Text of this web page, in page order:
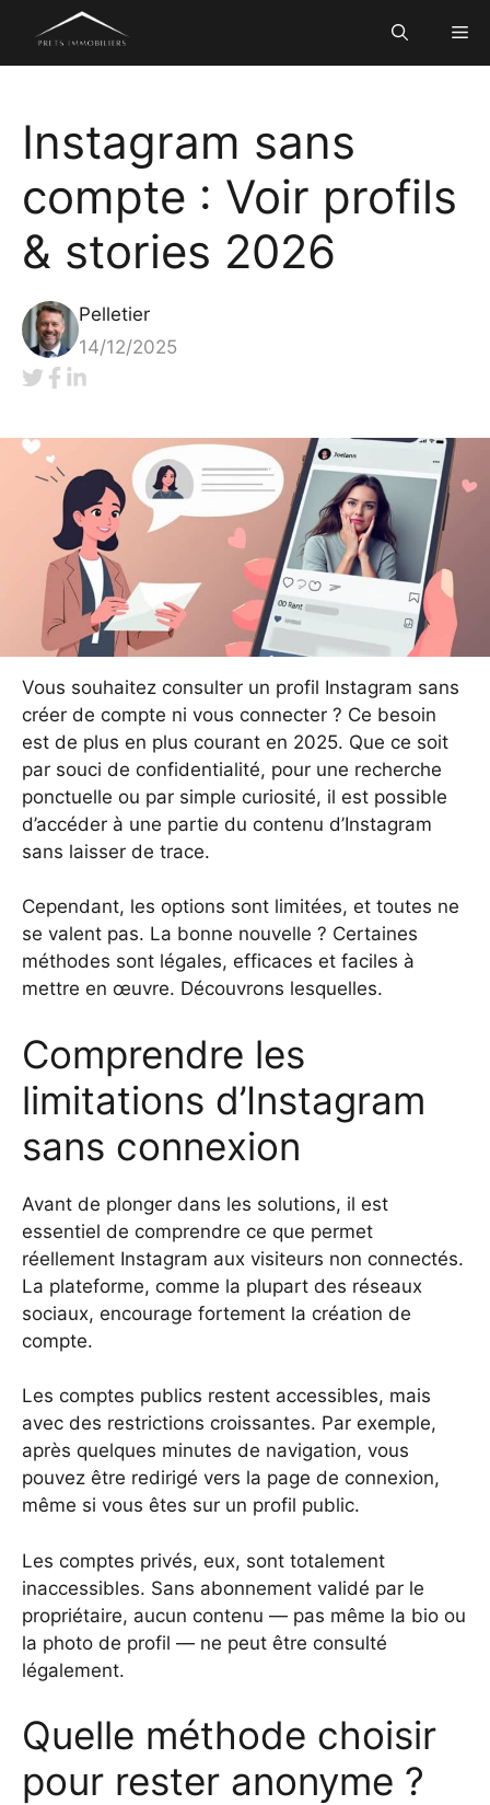
contenu
Instagram sans
compte : Voir profils
& stories 2026
Pelletier
14/12/2025
Vous souhaitez consulter un profil Instagram sans
créer de compte ni vous connecter ? Ce besoin
est de plus en plus courant en 2025. Que ce soit
par souci de confidentialité, pour une recherche
ponctuelle ou par simple curiosité, il est possible
d’accéder à une partie du contenu d’Instagram
sans laisser de trace.
Cependant, les options sont limitées, et toutes ne
se valent pas. La bonne nouvelle ? Certaines
méthodes sont légales, efficaces et faciles à
mettre en œuvre. Découvrons lesquelles.
Comprendre les
limitations d’Instagram
sans connexion
Avant de plonger dans les solutions, il est
essentiel de comprendre ce que permet
réellement Instagram aux visiteurs non connectés.
La plateforme, comme la plupart des réseaux
sociaux, encourage fortement la création de
compte.
Les comptes publics restent accessibles, mais
avec des restrictions croissantes. Par exemple,
après quelques minutes de navigation, vous
pouvez être redirigé vers la page de connexion,
même si vous êtes sur un profil public.
Les comptes privés, eux, sont totalement
inaccessibles. Sans abonnement validé par le
propriétaire, aucun contenu — pas même la bio ou
la photo de profil — ne peut être consulté
légalement.
Quelle méthode choisir
pour rester anonyme ?